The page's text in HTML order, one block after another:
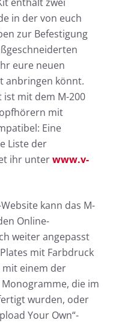
in der von euch
zur Befestigung
eure neuen
anbringen könnt.
ist mit dem M-200
mit
Eine
Liste der
ihr unterwww.v-
kann das M-
Online-
weiter angepasst
mit Farbdruck
mit einem der
die im
wurden, oder
Your Own“-